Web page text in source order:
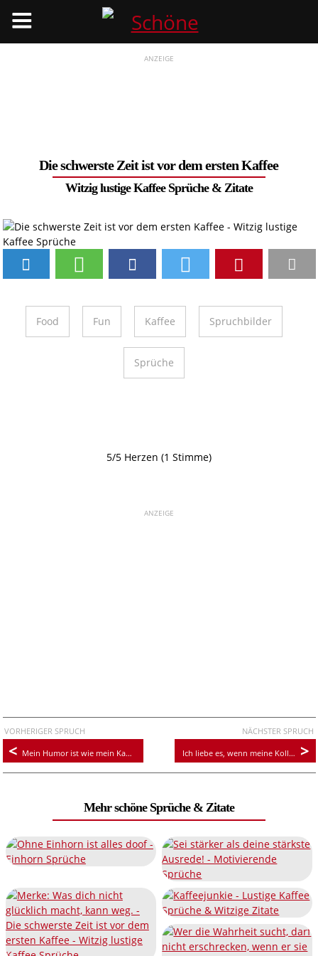
ANZEIGE
Die schwerste Zeit ist vor dem ersten Kaffee
Witzig lustige Kaffee Sprüche & Zitate
Food Fun Kaffee Spruchbilder
Sprüche
5/5 Herzen (1 Stimme)
ANZEIGE
VORHERIGER SPRUCH
Mein Humor ist wie mein Kaffee: SCHWARZ
NÄCHSTER SPRUCH
Ich liebe es, wenn meine Kollegen mir Kaffee bringen
Mehr schöne Sprüche & Zitate